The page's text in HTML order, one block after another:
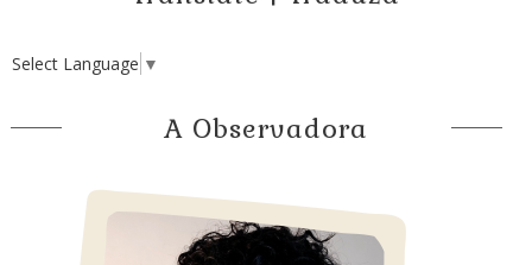
Select Language ▼
A Observadora